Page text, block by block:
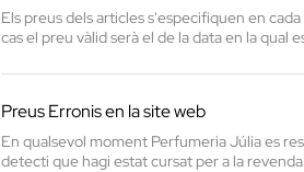
Els preus dels articles s'especifiquen en
cas el preu vàlid serà el de la data en la qual
Preus Erronis en la site web
En qualsevol moment Perfumeria Júlia es
detecti que hagi estat cursat per a la